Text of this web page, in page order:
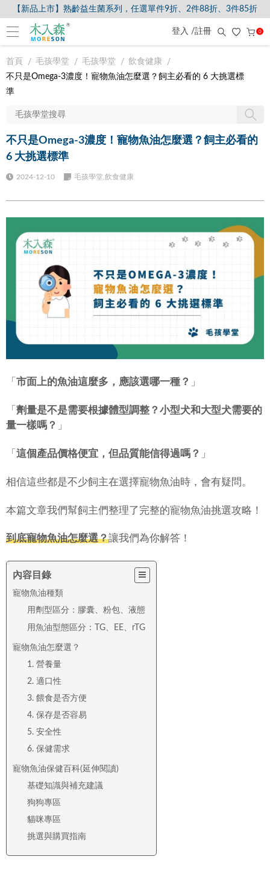
【新品上市】熟齡益生菌系列，任選單件9折、2件88折、3件85折
登入 /註冊 0
首頁 毛孩學堂 毛孩學堂
飲食健康
不只是Omega-3濃度！寵物魚油怎麼選？飼主必看的 6 大挑選標
準
不只是Omega-3濃度！寵物魚油怎麼選？飼主必看的
6 大挑選標準
2024-12-10 毛孩學堂,飲食健康
「 市面上的魚油這麼多，應該選哪一種？ 」
「 劑量是不是需要根據體型調整？小型犬和大型犬需要的
量一樣嗎？ 」
「 這個產品價格便宜，但品質能信得過嗎？ 」
相信這些都是不少飼主在選擇寵物魚油時，會有疑問。
本篇文章我們幫飼主們整理了完整的寵物魚油挑選攻略！
到底寵物魚油怎麼選？讓我們為你解答！
內容目錄
寵物魚油種類
用劑型區分：膠囊、粉包、液態
用魚油型態區分：TG、EE、rTG
寵物魚油怎麼選？
1. 營養量
2. 適口性
3. 餵食是否方便
4. 保存是否容易
5. 安全性
6. 保健需求
寵物魚油保健百科(延伸閱讀)
基礎知識與補充建議
狗狗專區
貓咪專區
挑選與購買指南